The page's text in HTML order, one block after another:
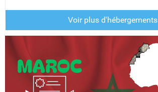
Voir plus d'hébergements